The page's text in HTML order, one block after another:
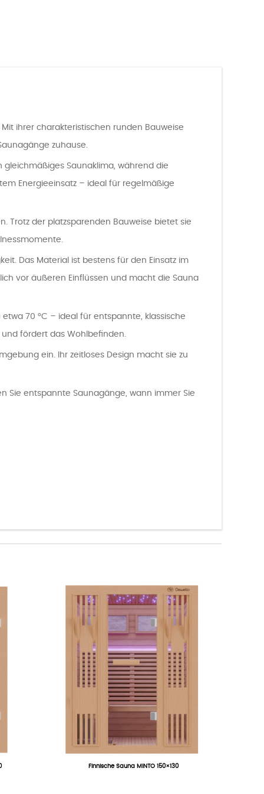
ihrer charakteristischen runden Bauweise
zuhause.
Saunaklima, während die
Energieeinsatz – ideal für regelmäßige
Trotz der platzsparenden Bauweise bietet sie
Das Material ist bestens für den Einsatz im
vor äußeren Einflüssen und macht die Sauna
70 °C – ideal für entspannte, klassische
fördert das Wohlbefinden.
ein. Ihr zeitloses Design macht sie zu
Sie entspannte Saunagänge, wann immer Sie
Finnische Sauna MINTO 150×130